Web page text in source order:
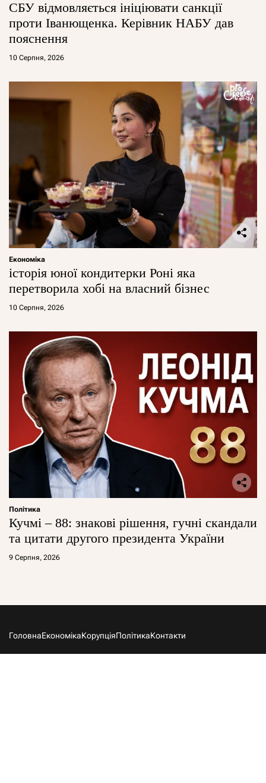
СБУ відмовляється ініціювати санкції
проти Іванющенка. Керівник НАБУ дав
пояснення
10 Серпня, 2026
Економіка
історія юної кондитерки Роні яка
перетворила хобі на власний бізнес
10 Серпня, 2026
Політика
Кучмі – 88: знакові рішення, гучні скандали
та цитати другого президента України
9 Серпня, 2026
ГоловнаЕкономікаКорупціяПолітикаКонтакти